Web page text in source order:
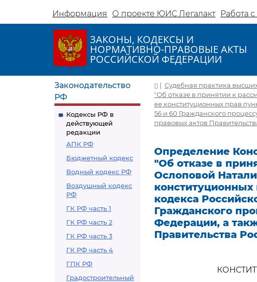
Информация О проекте ЮИС Легалакт Работа
ЗАКОНЫ, КОДЕКСЫ И
НОРМАТИВНО-ПРАВОВЫЕ АКТЫ
РОССИЙСКОЙ ФЕДЕРАЦИИ
Законодательство
РФ
Кодексы РФ в
действующей
редакции
АПК РФ
Бюджетный кодекс
Водный кодекс РФ
Воздушный кодекс
РФ
ГК РФ часть 1
ГК РФ часть 2
ГК РФ часть 3
ГК РФ часть 4
ГПК РФ
Градостроительный
| Судебная практика
"Об отказе в принятии к
ее конституционных прав
56 и 60 Гражданского
правовых актов
Определение
"Об отказе в
Ослоповой
конституционных
кодекса
Гражданского
Федерации, а
Правительства